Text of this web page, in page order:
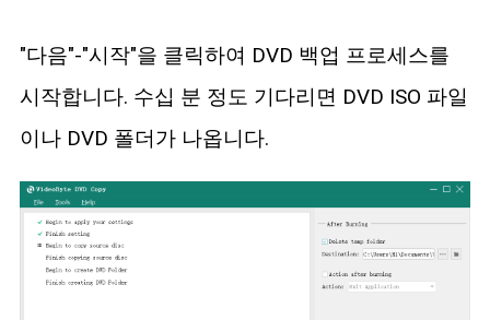
"다음"-"시작"을 클릭하여 DVD 백업 프로세스를
시작합니다. 수십 분 정도 기다리면 DVD ISO 파일
이나 DVD 폴더가 나옵니다.